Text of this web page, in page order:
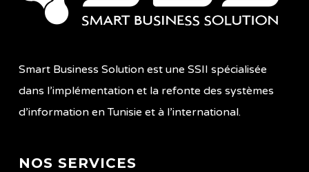
Smart Business Solution est une SSII spécialisée
dans l’implémentation et la refonte des systèmes
d’information en Tunisie et à l’international.
NOS SERVICES